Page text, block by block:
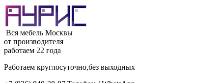
Вся мебель Москвы
от производителя
работаем 22 года
Работаем круглосуточно,без выходных